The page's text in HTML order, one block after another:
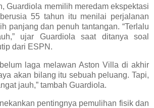
Guardiola memilih meredam ekspektasi
55 tahun itu menilai perjalanan
panjang dan penuh tantangan. “Terlalu
ujar Guardiola saat ditanya soal
dari ESPN.
laga melawan Aston Villa di akhir
akan bilang itu sebuah peluang. Tapi,
jauh,” tambah Guardiola.
pentingnya pemulihan fisik dan